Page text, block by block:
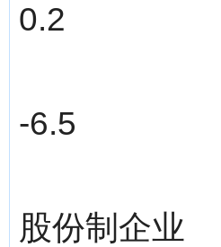
0.2
-6.5
股份制企业